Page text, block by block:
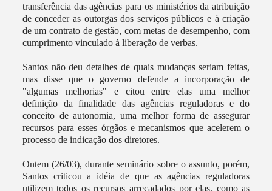
transferência das agências para os ministérios da atribuição
de conceder as outorgas dos serviços públicos e à criação
de um contrato de gestão, com metas de desempenho, com
cumprimento vinculado à liberação de verbas.
Santos não deu detalhes de quais mudanças seriam feitas,
mas disse que o governo defende a incorporação de
"algumas melhorias" e citou entre elas uma melhor
definição da finalidade das agências reguladoras e do
conceito de autonomia, uma melhor forma de assegurar
recursos para esses órgãos e mecanismos que acelerem o
processo de indicação dos diretores.
Ontem (26/03), durante seminário sobre o assunto, porém,
Santos criticou a idéia de que as agências reguladoras
utilizem todos os recursos arrecadados por elas, como as